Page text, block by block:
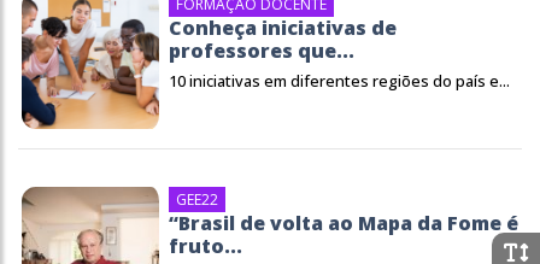
FORMAÇÃO DOCENTE
Conheça iniciativas de
professores que...
10 iniciativas em diferentes regiões do país e...
GEE22
“Brasil de volta ao Mapa da Fome é
fruto...